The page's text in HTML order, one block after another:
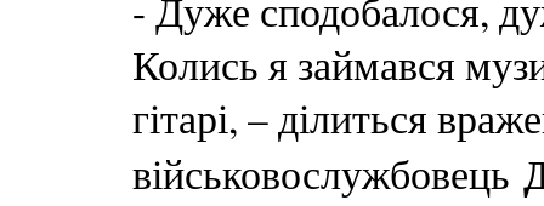
- Дуже сподобалося,
Колись я займався
гітарі, – ділиться
військовослужбовець